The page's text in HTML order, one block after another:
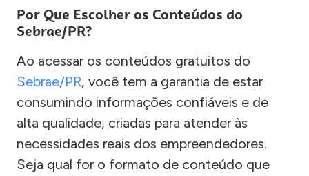
Por Que Escolher os Conteúdos do
Sebrae/PR?
Ao acessar os conteúdos gratuitos do
Sebrae/PR, você tem a garantia de estar
consumindo informações confiáveis e de
alta qualidade, criadas para atender às
necessidades reais dos empreendedores.
Seja qual for o formato de conteúdo que